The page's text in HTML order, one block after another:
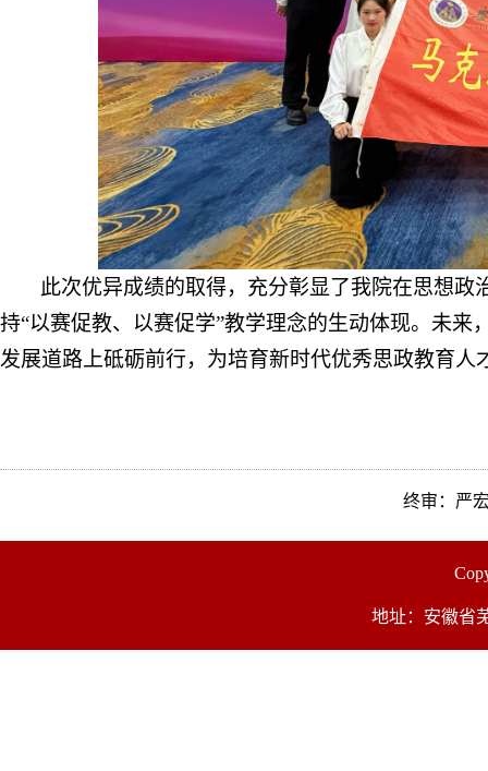
此次优异成绩的取得，充分彰显了我院在思想
持“以赛促教、以赛促学”教学理念的生动体现。 未来
发展道路上砥砺前行，为培育新时代优秀思政教育人
终审：严
地址：安徽省